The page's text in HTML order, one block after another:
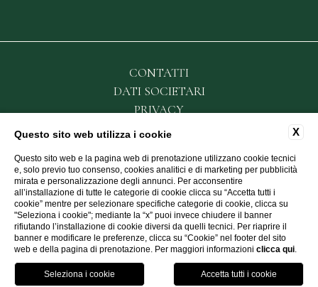
CONTATTI
DATI SOCIETARI
PRIVACY
COOKIE
WEBSITE BY BLASTNESS
P.IVA: 07298141214
X
Questo sito web utilizza i cookie
Questo sito web e la pagina web di prenotazione utilizzano cookie tecnici
e, solo previo tuo consenso, cookies analitici e di marketing per pubblicità
mirata e personalizzazione degli annunci. Per acconsentire
all’installazione di tutte le categorie di cookie clicca su “Accetta tutti i
cookie” mentre per selezionare specifiche categorie di cookie, clicca su
"Seleziona i cookie"; mediante la “x” puoi invece chiudere il banner
rifiutando l’installazione di cookie diversi da quelli tecnici. Per riaprire il
banner e modificare le preferenze, clicca su “Cookie” nel footer del sito
web e della pagina di prenotazione. Per maggiori informazioni clicca qui.